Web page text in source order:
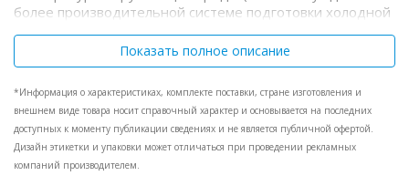
более производительной системе подготовки холодной
воды - выбирайте компрессорные модели кулеров);
Нагрев - от 6 литров в час с температурой 90-96 ºС
(мощность системы 700 Вт, объем бака - 1 литр);Набор
воды - из удобных краников, открывающихся нажатием
кружки на педальку;
Поставляется 4 различных
варианта, отличающихся цветом "фасада": белый, синий,
серебристый и черный);
Металлический корпус кулера
позволяет использовать стаканодержатели обоих типов:
на шурупах и на магнитах;
Показать полное описание
*Информация о характеристиках, комплекте поставки, стране изготовления и
внешнем виде товара носит справочный характер и основывается на последних
доступных к моменту публикации сведениях и не является публичной офертой.
Дизайн этикетки и упаковки может отличаться при проведении рекламных
компаний производителем.